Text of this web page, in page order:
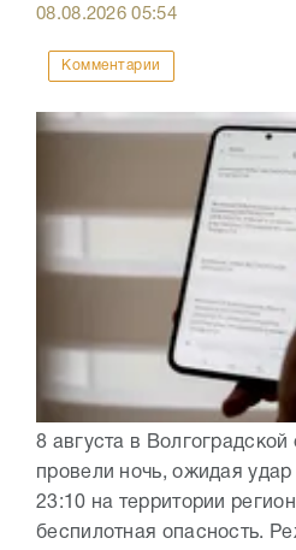
08.08.202605:54
Комментарии
8 августа в
провели ночь, ожидая
23:10 на территории
беспилотная опасность.